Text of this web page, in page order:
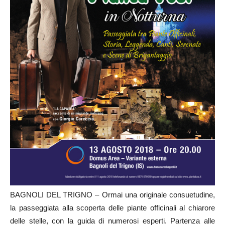
BAGNOLI DEL TRIGNO – Ormai una originale consuetudine,
la passeggiata alla scoperta delle piante officinali al chiarore
delle stelle, con la guida di numerosi esperti. Partenza alle